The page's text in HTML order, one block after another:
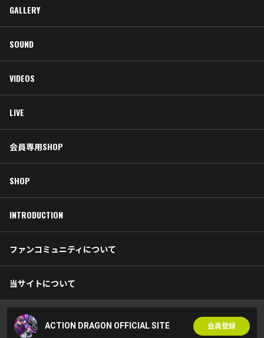
GALLERY
SOUND
VIDEOS
LIVE
会員専用SHOP
SHOP
INTRODUCTION
ファンコミュニティについて
当サイトについて
ACTION DRAGON OFFICIAL SITE 会員登録